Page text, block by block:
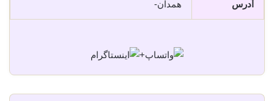
آدرس همدان-
+